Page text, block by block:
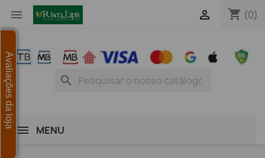
 shopping_cart (0)

search
MENU
Avaliações da loja